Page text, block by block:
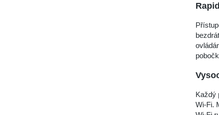
Každý
Wi-Fi.